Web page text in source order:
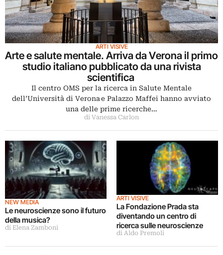
ARTI VISIVE
Arte e salute mentale. Arriva da Verona il primo
studio italiano pubblicato da una rivista
scientifica
Il centro OMS per la ricerca in Salute Mentale
dell’Università di Verona e Palazzo Maffei hanno avviato
una delle prime ricerche…
di Vanessa Carlon
NEW MEDIA
Le neuroscienze sono il futuro
della musica?
di Elena Zamboni
ARTI VISIVE
La Fondazione Prada sta
diventando un centro di
ricerca sulle neuroscienze
di Aldo Premoli